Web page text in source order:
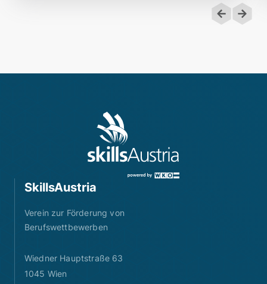
SkillsAustria
Verein zur Förderung von
Berufswettbewerben
Wiedner Hauptstraße 63
1045 Wien